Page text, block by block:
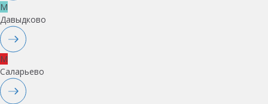
M
Давыдково
M
Саларьево